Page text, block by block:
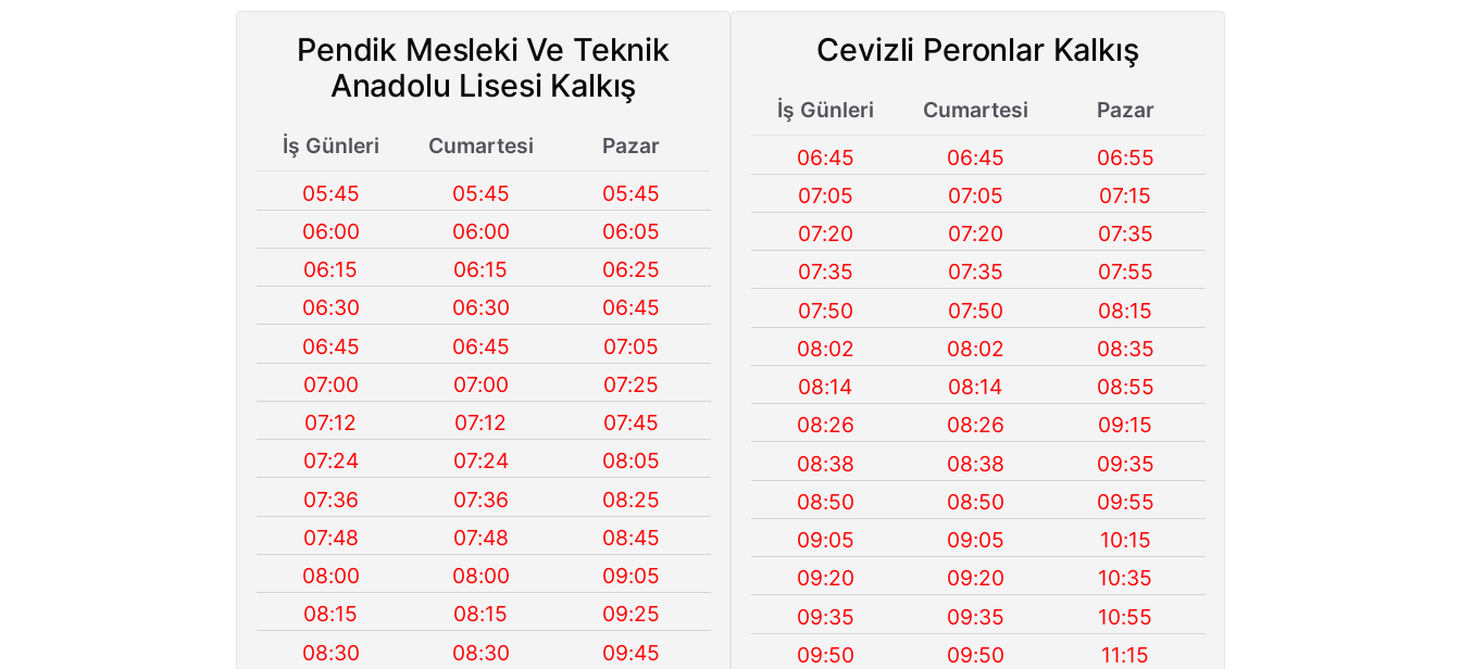
Pendik Mesleki Ve Teknik
Anadolu Lisesi Kalkış
İş Günleri Cumartesi
Pazar
05:45
05:45
05:45
06:00
06:00
06:05
06:15
06:15
06:25
06:30
06:30
06:45
06:45
06:45
07:05
07:00
07:00
07:25
07:12
07:12
07:45
07:24
07:24
08:05
07:36
07:36
08:25
07:48
07:48
08:45
08:00
08:00
09:05
08:15
08:15
09:25
08:30
08:30
09:45
Cevizli Peronlar Kalkış
İş Günleri Cumartesi
Pazar
06:45
06:45
06:55
07:05
07:05
07:15
07:20
07:20
07:35
07:35
07:35
07:55
07:50
07:50
08:15
08:02
08:02
08:35
08:14
08:14
08:55
08:26
08:26
09:15
08:38
08:38
09:35
08:50
08:50
09:55
09:05
09:05
10:15
09:20
09:20
10:35
09:35
09:35
10:55
09:50
09:50
11:15